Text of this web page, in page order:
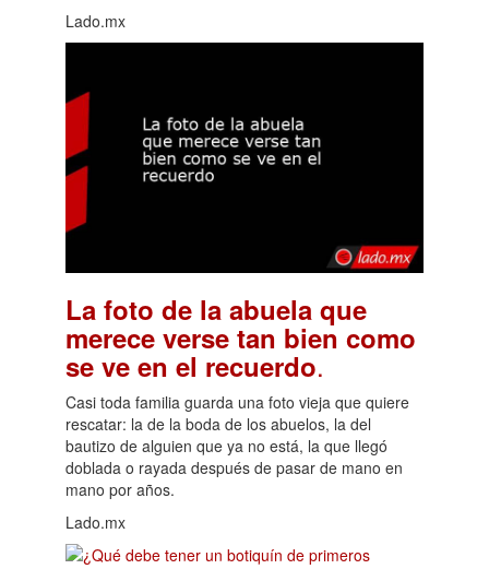
Lado.mx
La foto de la abuela que
merece verse tan bien como
se ve en el recuerdo.
Casi toda familia guarda una foto vieja que quiere
rescatar: la de la boda de los abuelos, la del
bautizo de alguien que ya no está, la que llegó
doblada o rayada después de pasar de mano en
mano por años.
Lado.mx